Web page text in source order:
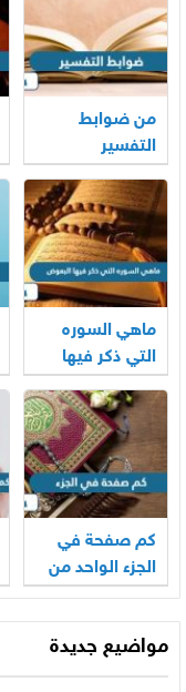
من ضوابط
التفسير
ماهي السوره
التي ذكر فيها
البعوض
كم صفحة في
الجزء الواحد من
القرآن
مواضيع جديدة